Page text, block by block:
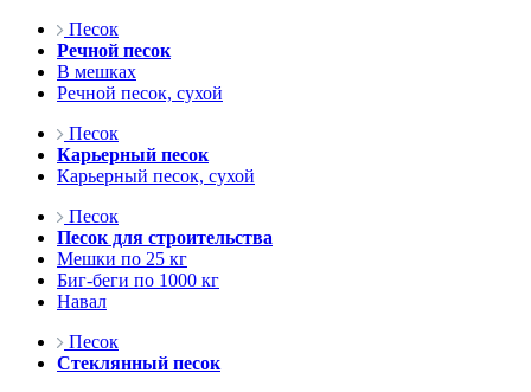
Песок
Речной песок
В мешках
Речной песок, сухой
Песок
Карьерный песок
Карьерный песок, сухой
Песок
Песок для строительства
Мешки по 25 кг
Биг-беги по 1000 кг
Навал
Песок
Стеклянный песок